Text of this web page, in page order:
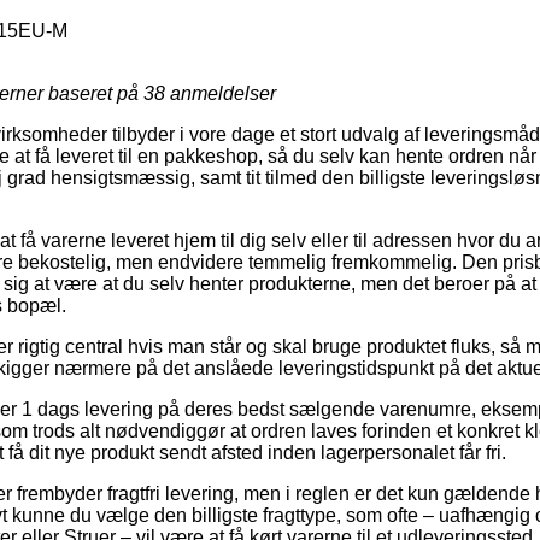
M
baseret på 38 anmeldelser
tilbyder i vore dage et stort udvalg af
få leveret til en pakkeshop, så du selv kan hente ordren
hensigtsmæssig, samt tit tilmed den billigste
få varerne leveret hjem til dig selv eller til adressen hvor du
bekostelig, men endvidere temmelig fremkommelig. Den
at være at du selv henter produkterne, men det beroer på
bopæl.
rigtig central hvis man står og skal bruge produktet fluks, så
nærmere på det anslåede leveringstidspunkt på det
1 dags levering på deres bedst sælgende varenumre,
trods alt nødvendiggør at ordren laves forinden et konkret
få dit nye produkt sendt afsted inden lagerpersonalet får fri.
frembyder fragtfri levering, men i reglen er det kun gældende
kunne du vælge den billigste fragttype, som ofte – uafhængig